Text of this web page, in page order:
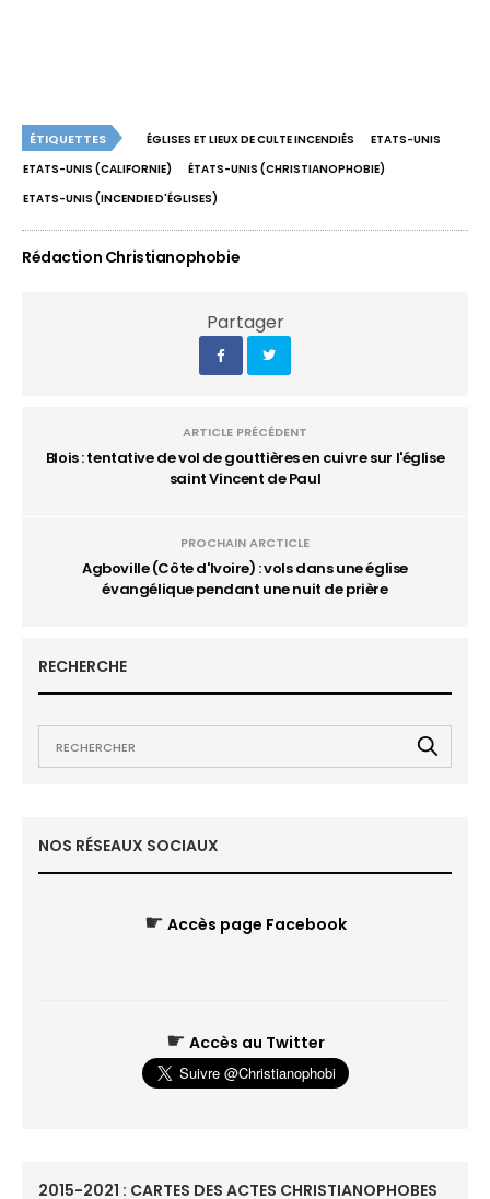
ÉTIQUETTES ÉGLISES ET LIEUX DE CULTE INCENDIÉS
ETATS-UNIS
ETATS-UNIS (CALIFORNIE)
ÉTATS-UNIS (CHRISTIANOPHOBIE)
ETATS-UNIS (INCENDIE D'ÉGLISES)
Rédaction Christianophobie
Partager
ARTICLE PRÉCÉDENT
Blois : tentative de vol de gouttières en cuivre sur l'église
saint Vincent de Paul
PROCHAIN ARCTICLE
Agboville (Côte d'Ivoire) : vols dans une église
évangélique pendant une nuit de prière
RECHERCHE
NOS RÉSEAUX SOCIAUX
☛ Accès page Facebook
☛ Accès au Twitter
2015-2021 : CARTES DES ACTES CHRISTIANOPHOBES